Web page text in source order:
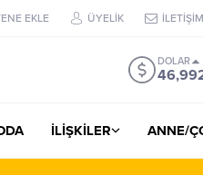
EKLE ÜYELİK İLETİŞİM
DOLAR
İLİŞKİLER ANNE/